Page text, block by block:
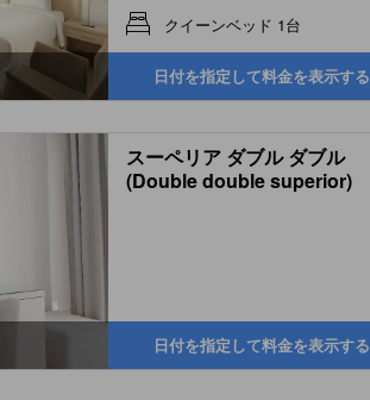
クイーンベッド 1台
日付を指定して料金を表示する
スーペリア ダブル ダブル
(Double double superior)
日付を指定して料金を表示する